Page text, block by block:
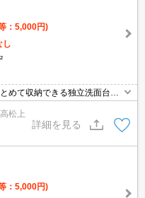
：5,000円)
し
めて収納できる独立洗面台が
ロック・TVインターホンなど
りです。収納はウォークイン
富なので、広々と空間を利用
コンを快適に使える光回線を
松上
詳細を見る
：5,000円)